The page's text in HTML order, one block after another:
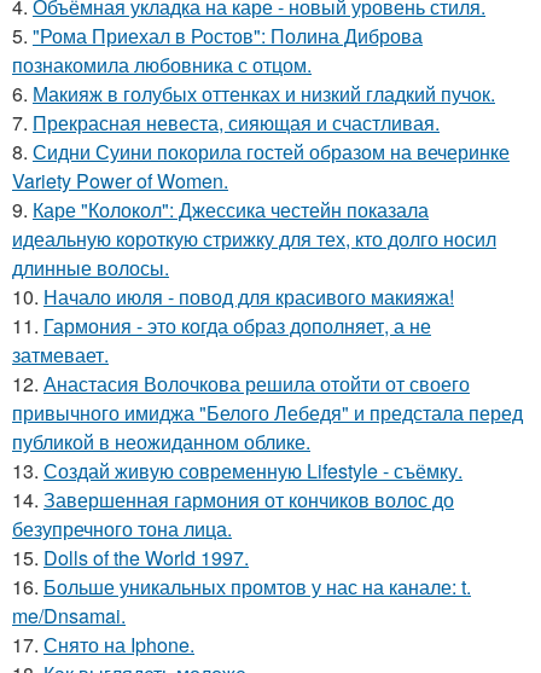
4. Объёмная укладка на каре - новый уровень стиля.
5. "Рома Приехал в Ростов": Полина Диброва
познакомила любовника с отцом.
6. Макияж в голубых оттенках и низкий гладкий пучок.
7. Прекрасная невеста, сияющая и счастливая.
8. Сидни Суини покорила гостей образом на вечеринке
Variety Power of Women.
9. Каре "Колокол": Джессика честейн показала
идеальную короткую стрижку для тех, кто долго носил
длинные волосы.
10. Начало июля - повод для красивого макияжа!
11. Гармония - это когда образ дополняет, а не
затмевает.
12. Анастасия Волочкова решила отойти от своего
привычного имиджа "Белого Лебедя" и предстала перед
публикой в неожиданном облике.
13. Создай живую современную Lifestyle - съёмку.
14. Завершенная гармония от кончиков волос до
безупречного тона лица.
15. Dolls of the World 1997.
16. Больше уникальных промтов у нас на канале: t.
me/Dnsamai.
17. Снято на Iphone.